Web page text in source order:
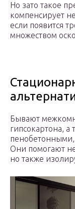
Но зато такое
компенсирует
если появится
множеством
Бывают
гипсокартона,
Они помогают
но также